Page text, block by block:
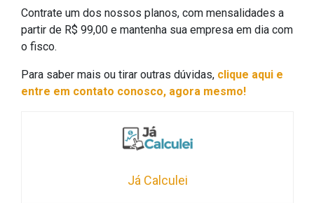
Contrate um dos nossos planos, com mensalidades a
partir de R$ 99,00 e mantenha sua empresa em dia com
o fisco.
Para saber mais ou tirar outras dúvidas, clique aqui e
entre em contato conosco, agora mesmo!
Já Calculei